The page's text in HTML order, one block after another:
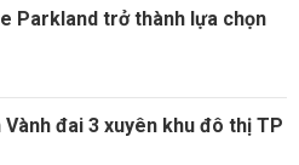
Parkland trở thành lựa chọn
đai 3 xuyên khu đô thị TP